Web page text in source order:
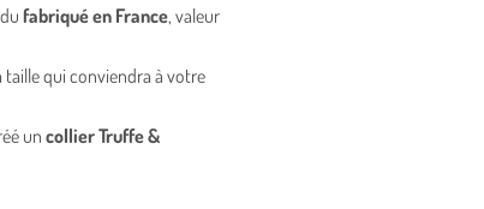
fabriqué en France, valeur
qui conviendra à votre
un collier Truffe &